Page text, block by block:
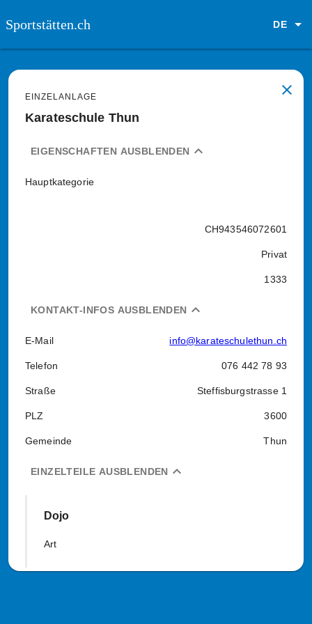
Sportstätten.ch DE
close
EINZELANLAGE
Karateschule Thun
expand_less
EIGENSCHAFTEN AUSBLENDEN
Hauptkategorie
CH943546072601
Privat
1333
expand_less
KONTAKT-INFOS AUSBLENDEN
E-Mail info@karateschulethun.ch
Telefon 076 442 78 93
Straße Steffisburgstrasse 1
PLZ 3600
Gemeinde Thun
expand_less
EINZELTEILE AUSBLENDEN
Dojo
Art